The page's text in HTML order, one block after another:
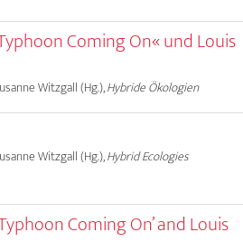
Coming On« und Louis
Witzgall (Hg.),Hybride Ökologien
Witzgall (Hg.),Hybrid Ecologies
Coming On’ and Louis